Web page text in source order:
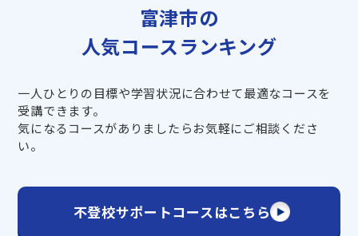
富津市の
人気コースランキング
一人ひとりの目標や学習状況に合わせて最適なコースを
受講できます。
気になるコースがありましたらお気軽にご相談くださ
い。
不登校サポートコースはこちら